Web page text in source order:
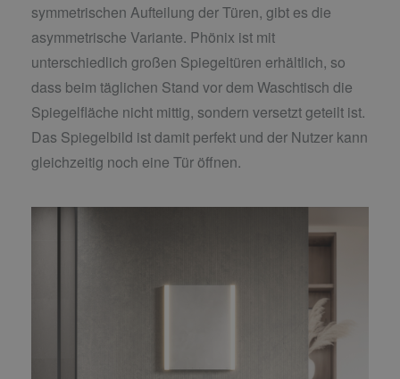
symmetrischen Aufteilung der Türen, gibt es die
asymmetrische Variante. Phönix ist mit
unterschiedlich großen Spiegeltüren erhältlich, so
dass beim täglichen Stand vor dem Waschtisch die
Spiegelfläche nicht mittig, sondern versetzt geteilt ist.
Das Spiegelbild ist damit perfekt und der Nutzer kann
gleichzeitig noch eine Tür öffnen.